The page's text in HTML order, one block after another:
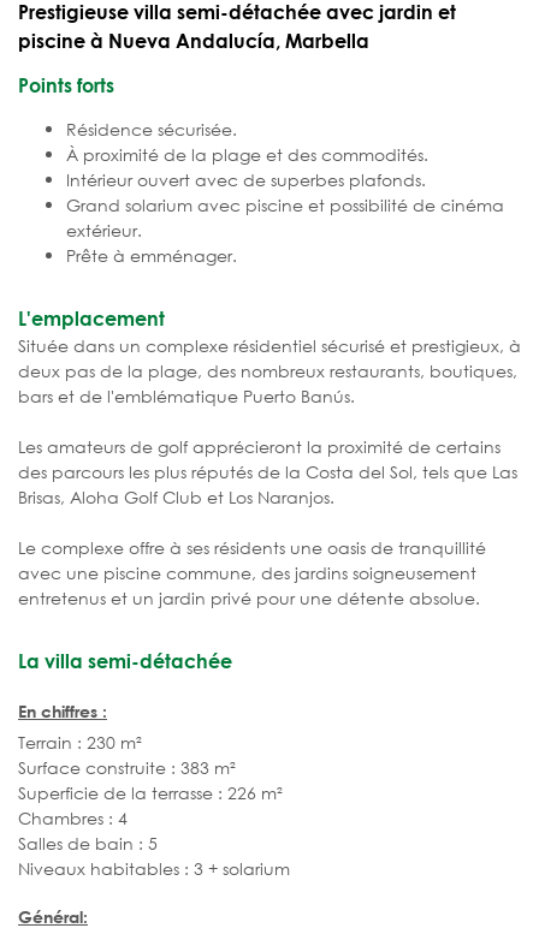
Prestigieuse villa semi-détachée avec jardin et
piscine à Nueva Andalucía, Marbella
Points forts
Résidence sécurisée.
À proximité de la plage et des commodités.
Intérieur ouvert avec de superbes plafonds.
Grand solarium avec piscine et possibilité de cinéma
extérieur.
Prête à emménager.
L'emplacement
Située dans un complexe résidentiel sécurisé et prestigieux, à
deux pas de la plage, des nombreux restaurants, boutiques,
bars et de l'emblématique Puerto Banús.
Les amateurs de golf apprécieront la proximité de certains
des parcours les plus réputés de la Costa del Sol, tels que Las
Brisas, Aloha Golf Club et Los Naranjos.
Le complexe offre à ses résidents une oasis de tranquillité
avec une piscine commune, des jardins soigneusement
entretenus et un jardin privé pour une détente absolue.
La villa semi-détachée
En chiffres :
Terrain : 230 m²
Surface construite : 383 m²
Superficie de la terrasse : 226 m²
Chambres : 4
Salles de bain : 5
Niveaux habitables : 3 + solarium
Général: